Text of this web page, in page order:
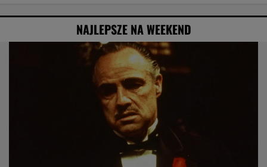
NAJLEPSZE NA WEEKEND